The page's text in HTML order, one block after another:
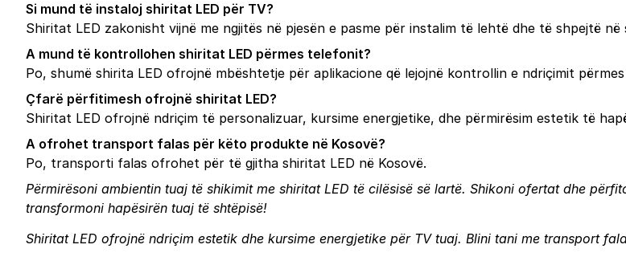
Si mund të instaloj shiritat LED për TV?
Shiritat LED zakonisht vijnë me ngjitës në pjesën e pasme për instalim të lehtë dhe të shpejtë
A mund të kontrollohen shiritat LED përmes telefonit?
Po, shumë shirita LED ofrojnë mbështetje për aplikacione që lejojnë kontrollin e ndriçimit
Çfarë përfitimesh ofrojnë shiritat LED?
Shiritat LED ofrojnë ndriçim të personalizuar, kursime energjetike, dhe përmirësim estetik të
A ofrohet transport falas për këto produkte në Kosovë?
Po, transporti falas ofrohet për të gjitha shiritat LED në Kosovë.
Përmirësoni ambientin tuaj të shikimit me shiritat LED të cilësisë së lartë. Shikoni ofertat dhe
transformoni hapësirën tuaj të shtëpisë!
Shiritat LED ofrojnë ndriçim estetik dhe kursime energjetike për TV tuaj. Blini tani me transport